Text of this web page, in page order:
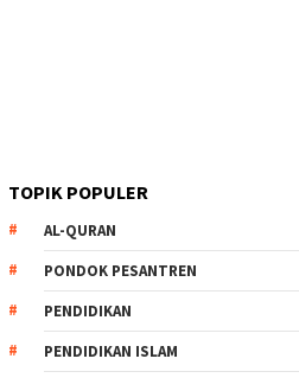
TOPIK POPULER
AL-QURAN
PONDOK PESANTREN
PENDIDIKAN
PENDIDIKAN ISLAM